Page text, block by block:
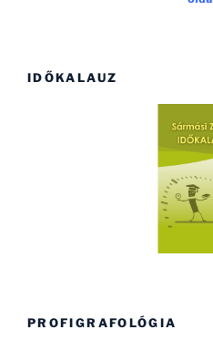
IDŐKALAUZ
PROFIGRAFOLÓGIA